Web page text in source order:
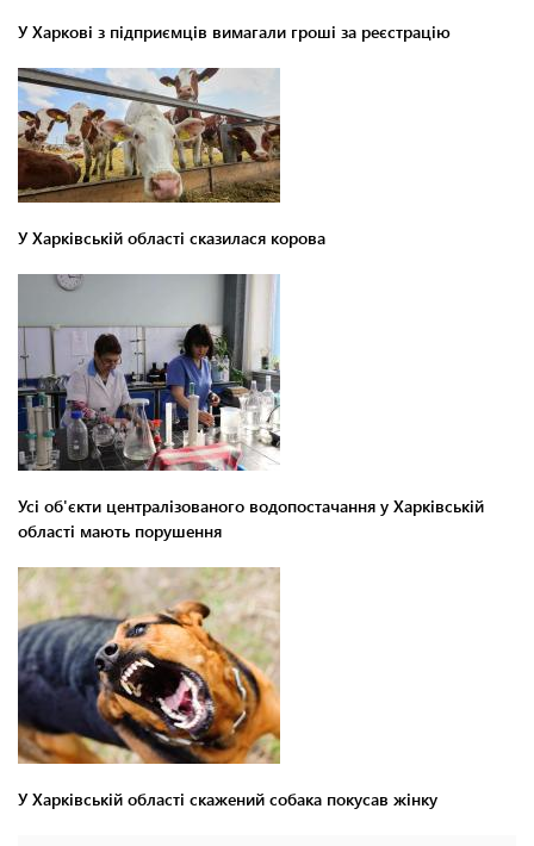
У Харкові з підприємців вимагали гроші за реєстрацію
У Харківській області сказилася корова
Усі об'єкти централізованого водопостачання у Харківській
області мають порушення
У Харківській області скажений собака покусав жінку